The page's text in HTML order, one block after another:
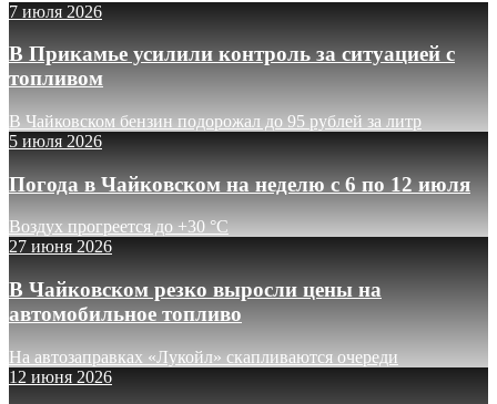
7 июля 2026
В Прикамье усилили контроль за ситуацией с
топливом
В Чайковском бензин подорожал до 95 рублей за литр
5 июля 2026
Погода в Чайковском на неделю с 6 по 12 июля
Воздух прогреется до +30 °C
27 июня 2026
В Чайковском резко выросли цены на
автомобильное топливо
На автозаправках «Лукойл» скапливаются очереди
12 июня 2026